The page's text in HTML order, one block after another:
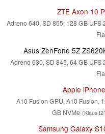
ZTE Axon 10
Adreno 640, SD 855, 128 GB UFS
Asus ZenFone 5Z
Adreno 630, SD 845, 64 GB UFS
Apple
A10 Fusion GPU, A10 Fusion,
GB NVMe (Klaus
Samsung Galaxy